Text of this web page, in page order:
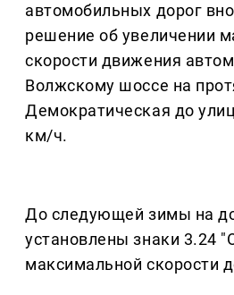
автомобильных дорог
решение об увеличении
скорости движения
Волжскому шоссе на
Демократическая до
км/ч.
До следующей зимы на
установлены знаки 3.24
максимальной скорости